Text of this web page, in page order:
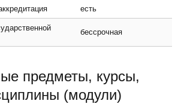
есть
бессрочная
предметы, курсы,
(модули)